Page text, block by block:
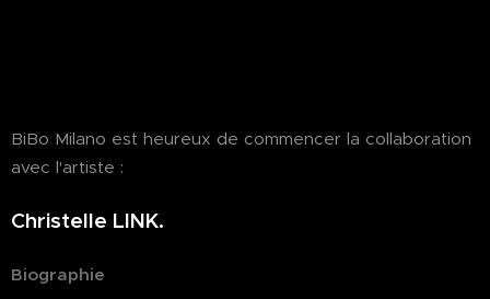
BiBo Milano est heureux de commencer la collaboration
avec l'artiste :
Christelle LINK.
Biographie